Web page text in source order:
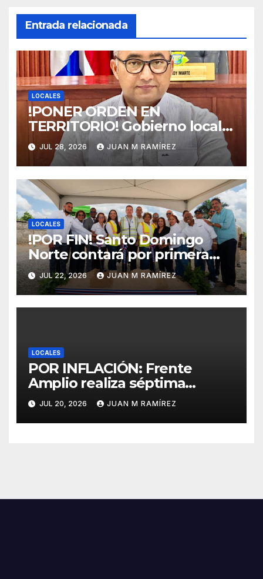
Entrada relacionada
LOCALES
!PONER ORDEN EN
TERRITORIO! Gobierno local
garantiza que el Plan de
Ordenamiento Territorial no
perjudicará a ningún sector
de Verón-Punta Cana
JUL 28, 2026 JUAN M RAMÍREZ
LOCALES
!POR FIN! Santo Domingo
Norte contará por primera
vez con un mercado
municipal gracias al Mivhed
JUL 22, 2026 JUAN M RAMÍREZ
LOCALES
POR INFLACIÓN: Frente
Amplio realiza séptima
caminata protesta en SDN
contra el alto costo de la vida
y los abusos policiales
JUL 20, 2026 JUAN M RAMÍREZ